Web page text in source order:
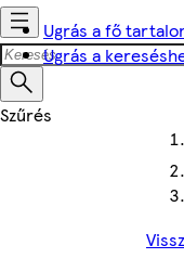
Ugrás a fő
Ugrás a